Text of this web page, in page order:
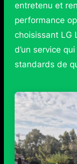
entretenu et
performance
choisissant LG
d’un service
standards de